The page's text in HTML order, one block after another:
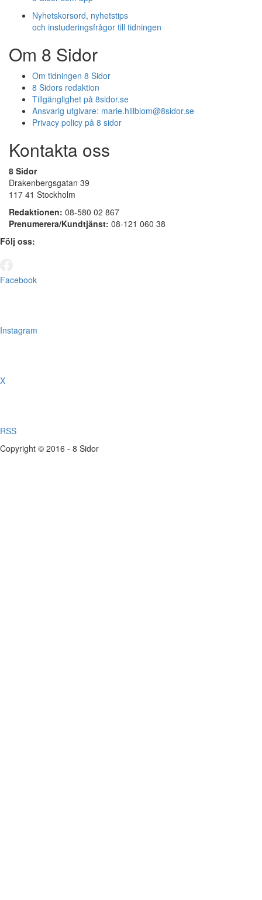
Nyhetskorsord, nyhetstips
och instuderingsfrågor till tidningen
Om 8 Sidor
Om tidningen 8 Sidor
8 Sidors redaktion
Tillgänglighet på 8sidor.se
Ansvarig utgivare: marie.hillblom@8sidor.se
Privacy policy på 8 sidor
Kontakta oss
8 Sidor
Drakenbergsgatan 39
117 41 Stockholm
Redaktionen: 08-580 02 867
Prenumerera/Kundtjänst: 08-121 060 38
Följ oss:
Facebook
Instagram
X
RSS
Copyright © 2016 - 8 Sidor